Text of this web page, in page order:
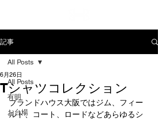
記事
All Posts
有明
お台場
All Posts
Tシャツコレクション
6月26日
ブランドハウス大阪ではジム、フィー
ルド、コート、ロードなどあらゆるシ